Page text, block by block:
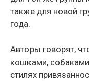
также для новой
года.
Авторы говорят,
кошками,
стилях